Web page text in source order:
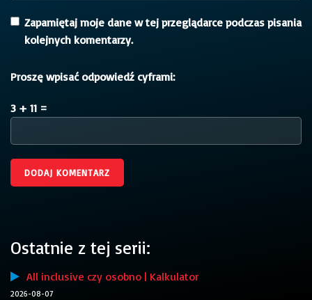
Zapamiętaj moje dane w tej przeglądarce podczas pisania
kolejnych komentarzy.
Proszę wpisać odpowiedź cyframi:
3 + 11 =
Ostatnie z tej serii:
All inclusive czy osobno | Kalkulator
2026-08-07